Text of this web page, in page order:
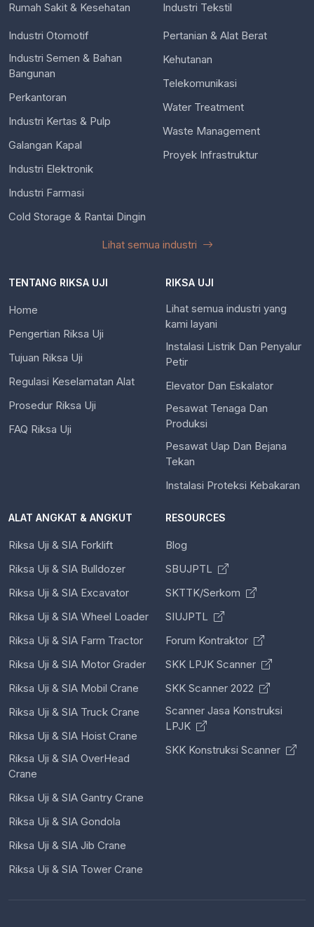
Rumah Sakit & Kesehatan
Industri Tekstil
Industri Otomotif
Industri Semen & Bahan
Bangunan
Perkantoran
Industri Kertas & Pulp
Galangan Kapal
Industri Elektronik
Industri Farmasi
Cold Storage & Rantai Dingin
Pertanian & Alat Berat
Kehutanan
Telekomunikasi
Water Treatment
Waste Management
Proyek Infrastruktur
Lihat semua industri
TENTANG RIKSA UJI
Home
Pengertian Riksa Uji
Tujuan Riksa Uji
Regulasi Keselamatan Alat
Prosedur Riksa Uji
FAQ Riksa Uji
RIKSA UJI
Lihat semua industri yang
kami layani
Instalasi Listrik Dan Penyalur
Petir
Elevator Dan Eskalator
Pesawat Tenaga Dan
Produksi
Pesawat Uap Dan Bejana
Tekan
Instalasi Proteksi Kebakaran
ALAT ANGKAT & ANGKUT
Riksa Uji & SIA Forklift
Riksa Uji & SIA Bulldozer
Riksa Uji & SIA Excavator
Riksa Uji & SIA Wheel Loader
Riksa Uji & SIA Farm Tractor
Riksa Uji & SIA Motor Grader
Riksa Uji & SIA Mobil Crane
Riksa Uji & SIA Truck Crane
Riksa Uji & SIA Hoist Crane
Riksa Uji & SIA OverHead
Crane
Riksa Uji & SIA Gantry Crane
Riksa Uji & SIA Gondola
Riksa Uji & SIA Jib Crane
Riksa Uji & SIA Tower Crane
RESOURCES
Blog
SBUJPTL
SKTTK/Serkom
SIUJPTL
Forum Kontraktor
SKK LPJK Scanner
SKK Scanner 2022
Scanner Jasa Konstruksi
LPJK
SKK Konstruksi Scanner